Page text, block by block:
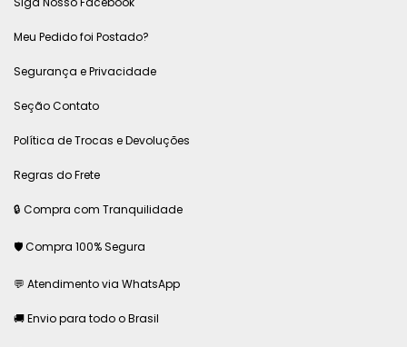
Meu Pedido foi Postado?
Segurança e Privacidade
Seção Contato
Política de Trocas e Devoluções
Regras do Frete
🔒 Compra com Tranquilidade
🛡 Compra 100% Segura
💬 Atendimento via WhatsApp
🚚 Envio para todo o Brasil